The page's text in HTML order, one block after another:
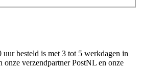
besteld is met 3 tot 5 werkdagen in
verzendpartner PostNL en onze